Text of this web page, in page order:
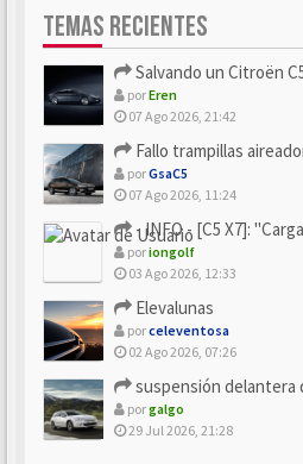
TEMAS RECIENTES
Salvando un Citroën C5 del
porEren
07 Ago 2026, 21:42
Fallo trampillas
porGsaC5
07 Ago 2026, 11:24
- INFO - [C5 X7]: "Carga
poriongolf
03 Ago 2026, 12:33
Elevalunas
porceleventosa
02 Ago 2026, 07:26
suspensión delantera
porgalgo
29 Jul 2026, 21:28